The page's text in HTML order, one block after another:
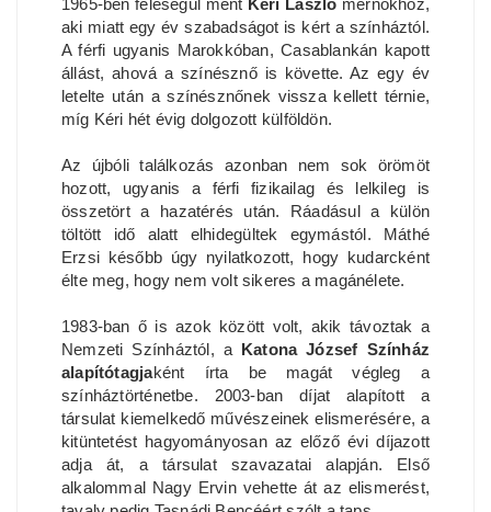
1965-ben feleségül ment Kéri László mérnökhöz,
aki miatt egy év szabadságot is kért a színháztól.
A férfi ugyanis Marokkóban, Casablankán kapott
állást, ahová a színésznő is követte. Az egy év
letelte után a színésznőnek vissza kellett térnie,
míg Kéri hét évig dolgozott külföldön.
Az újbóli találkozás azonban nem sok örömöt
hozott, ugyanis a férfi fizikailag és lelkileg is
összetört a hazatérés után. Ráadásul a külön
töltött idő alatt elhidegültek egymástól. Máthé
Erzsi később úgy nyilatkozott, hogy kudarcként
élte meg, hogy nem volt sikeres a magánélete.
1983-ban ő is azok között volt, akik távoztak a
Nemzeti Színháztól, a Katona József Színház
alapítótagjaként írta be magát végleg a
színháztörténetbe. 2003-ban díjat alapított a
társulat kiemelkedő művészeinek elismerésére, a
kitüntetést hagyományosan az előző évi díjazott
adja át, a társulat szavazatai alapján. Első
alkalommal Nagy Ervin vehette át az elismerést,